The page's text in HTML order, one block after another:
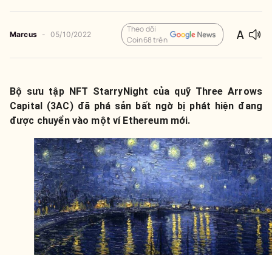
Marcus - 05/10/2022
Theo dõi
Coin68 trên
Bộ sưu tập NFT StarryNight của quỹ Three Arrows
Capital (3AC) đã phá sản bất ngờ bị phát hiện đang
được chuyển vào một ví Ethereum mới.